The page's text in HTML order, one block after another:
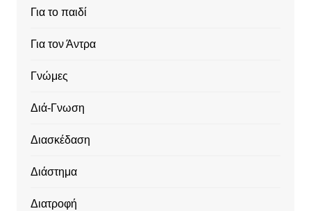
Για το παιδί
Για τον Άντρα
Γνώμες
Διά-Γνωση
Διασκέδαση
Διάστημα
Διατροφή